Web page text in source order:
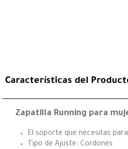
Características del
Zapatilla Running para
El soporte que necesitas
Tipo de Ajuste: Cordones